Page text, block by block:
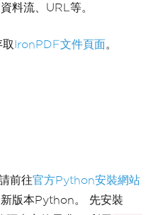
料流、URL等。
IronPDF文件頁面。
前往官方Python安裝網站
版本Python。 先安裝